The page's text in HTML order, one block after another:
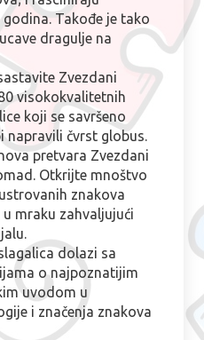
Takođe je tako
dragulje na
Zvezdani
visokokvalitetnih
koji se savršeno
napravili čvrst globus.
pretvara Zvezdani
Otkrijte mnoštvo
znakova
mraku zahvaljujući
dolazi sa
o najpoznatijim
uvodom u
i značenja znakova